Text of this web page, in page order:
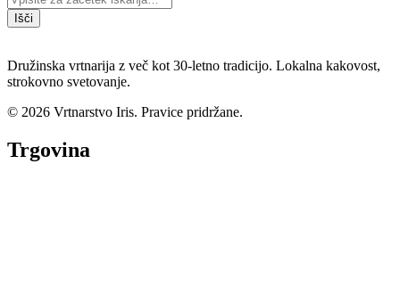
Išči
Družinska vrtnarija z več kot 30-letno tradicijo. Lokalna kakovost,
strokovno svetovanje.
© 2026 Vrtnarstvo Iris. Pravice pridržane.
Trgovina